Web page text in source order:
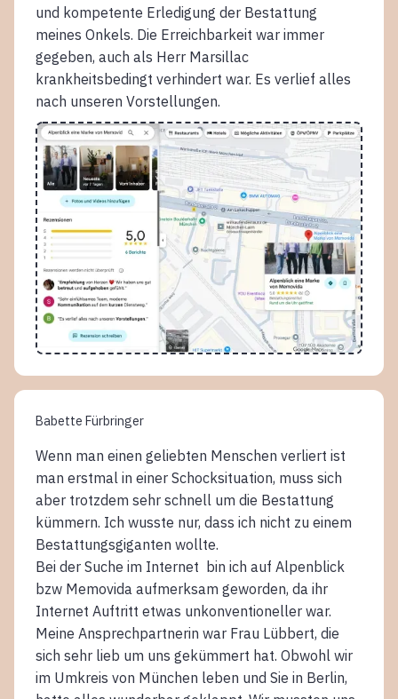
und kompetente Erledigung der Bestattung
meines Onkels. Die Erreichbarkeit war immer
gegeben, auch als Herr Marsillac
krankheitsbedingt verhindert war. Es verlief alles
nach unseren Vorstellungen.
Babette Fürbringer
Wenn man einen geliebten Menschen verliert ist
man erstmal in einer Schocksituation, muss sich
aber trotzdem sehr schnell um die Bestattung
kümmern. Ich wusste nur, dass ich nicht zu einem
Bestattungsgiganten wollte.
Bei der Suche im Internet bin ich auf Alpenblick
bzw Memovida aufmerksam geworden, da ihr
Internet Auftritt etwas unkonventioneller war.
Meine Ansprechpartnerin war Frau Lübbert, die
sich sehr lieb um uns gekümmert hat. Obwohl wir
im Umkreis von München leben und Sie in Berlin,